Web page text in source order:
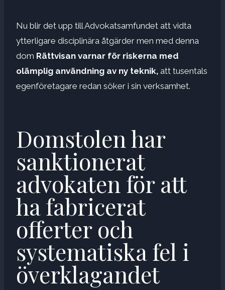
Nu blir det upp till Advokatsamfundet att vidta
ytterligare disciplinära åtgärder men med denna
dom Rättvisan varnar för riskerna med
olämplig användning av ny teknik, att tusentals
egenföretagare redan söker i sin verksamhet.
Domstolen har
sanktionerat
advokaten för att
ha fabricerat
offerter och
systematiska fel i
överklagandet